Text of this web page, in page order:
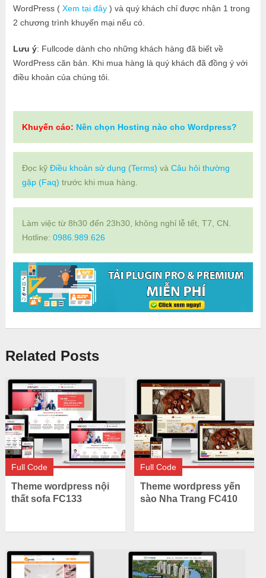
WordPress ( Xem tại đây) và quý khách chỉ được nhận 1 trong
2 chương trình khuyến mại nếu có.
Lưu ý: Fullcode dành cho những khách hàng đã biết về
WordPress căn bản. Khi mua hàng là quý khách đã đồng ý với
điều khoản của chúng tôi.
Khuyến cáo: Nên chọn Hosting nào cho Wordpress?
Đọc kỹ Điều khoản sử dụng (Terms) và Câu hỏi thường
gặp (Faq) trước khi mua hàng.
Làm việc từ 8h30 đến 23h30, không nghỉ lễ tết, T7, CN.
Hotline: 0986.989.626
Related Posts
Full Code
Theme wordpress nội
thất sofa FC133
Full Code
Theme wordpress yến
sào Nha Trang FC410